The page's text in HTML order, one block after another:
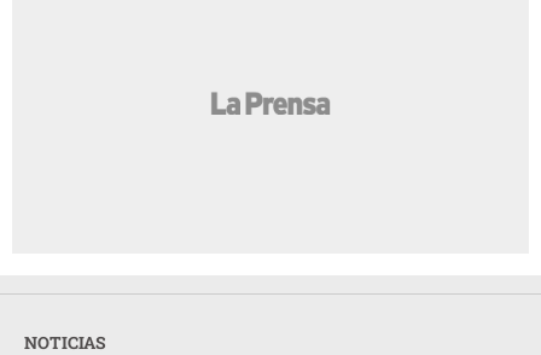
NOTICIAS